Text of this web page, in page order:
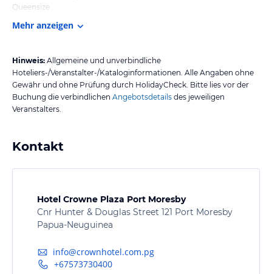
Queensize
Mehr anzeigen
Hinweis: Allgemeine und unverbindliche
Hoteliers-/Veranstalter-/Kataloginformationen. Alle Angaben ohne
Gewähr und ohne Prüfung durch HolidayCheck. Bitte lies vor der
Buchung die verbindlichen Angebotsdetails des jeweiligen
Veranstalters.
Kontakt
Hotel Crowne Plaza Port Moresby
Cnr Hunter & Douglas Street 121 Port Moresby
Papua-Neuguinea
info@crownhotel.com.pg
+67573730400